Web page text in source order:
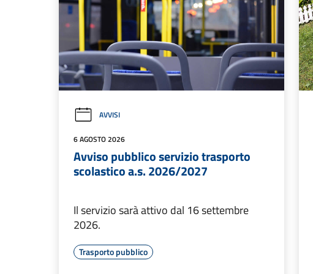
AVVISI
6 AGOSTO 2026
Avviso pubblico servizio trasporto
scolastico a.s. 2026/2027
Il servizio sarà attivo dal 16 settembre
2026.
Trasporto pubblico